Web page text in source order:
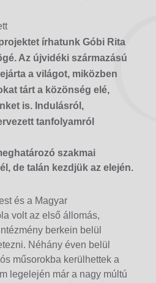
írhatunk Góbi Rita
Az újvidéki származású
a világot, miközben
tárt a közönség elé,
is. Indulásról,
tanfolyamról
szakmai
de talán kezdjük az elején.
és a Magyar
volt az első állomás,
berkein belül
Néhány éven belül
műsorokba kerülhettek a
legelején már a nagy múltú